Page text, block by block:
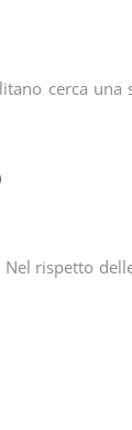
cerca
rispetto